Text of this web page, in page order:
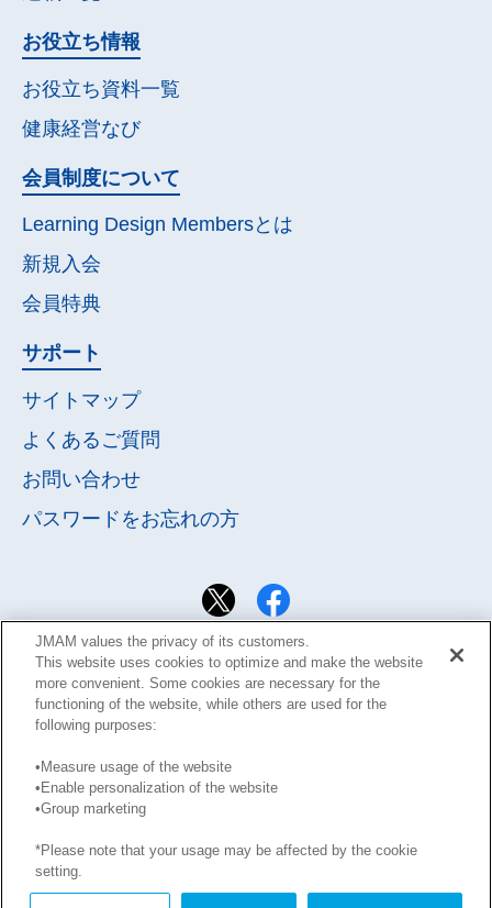
お役立ち情報
お役立ち資料一覧
健康経営なび
会員制度について
Learning Design Membersとは
新規入会
会員特典
サポート
サイトマップ
よくあるご質問
お問い合わせ
パスワードをお忘れの方
サイト利用規約
このサイトに掲載された記事の無断転載を禁じます。
Copyright © JMA Management Center Inc.
JMAM values the privacy of its customers.
This website uses cookies to optimize and make the website
more convenient. Some cookies are necessary for the
functioning of the website, while others are used for the
following purposes:
•Measure usage of the website
•Enable personalization of the website
•Group marketing
*Please note that your usage may be affected by the cookie
setting.